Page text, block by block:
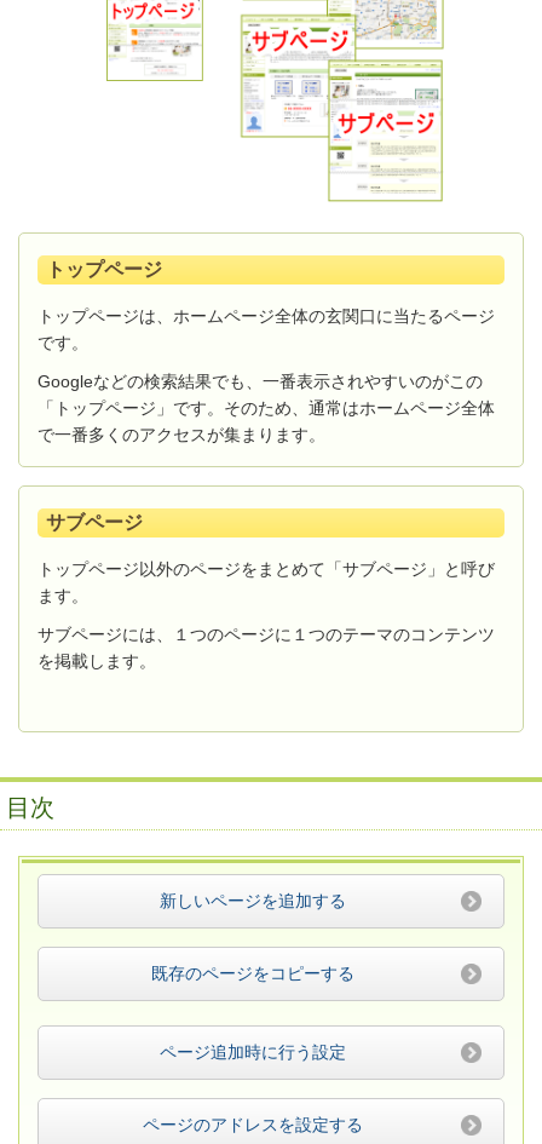
トップページ
トップページは、ホームページ全体の玄関口に当たるページ
です。
Googleなどの検索結果でも、一番表示されやすいのがこの
「トップページ」です。そのため、通常はホームページ全体
で一番多くのアクセスが集まります。
サブページ
トップページ以外のページをまとめて「サブページ」と呼び
ます。
サブページには、１つのページに１つのテーマのコンテンツ
を掲載します。
目次
新しいページを追加する
既存のページをコピーする
ページ追加時に行う設定
ページのアドレスを設定する